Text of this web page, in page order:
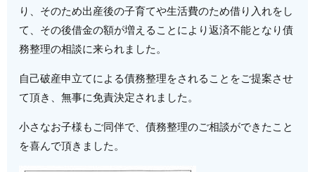
り、そのため出産後の子育てや生活費のため借り入れをし
て、その後借金の額が増えることにより返済不能となり債
務整理の相談に来られました。
自己破産申立てによる債務整理をされることをご提案させ
て頂き、無事に免責決定されました。
小さなお子様もご同伴で、債務整理のご相談ができたこと
を喜んで頂きました。